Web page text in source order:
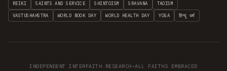
REIKI SAINTS AND SERVICE SHINTOISM SRAVANA TAOISM
VASTUSHAHSTRA WORLD BOOK DAY WORLD HEALTH DAY YOGA हिन्दू धर्म
INDEPENDENT INTERFAITH RESEARCH •ALL FAITHS EMBRACED